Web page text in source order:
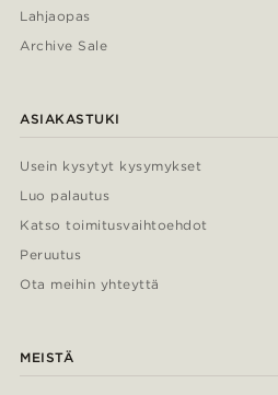
Lahjaopas
Archive Sale
ASIAKASTUKI
Usein kysytyt kysymykset
Luo palautus
Katso toimitusvaihtoehdot
Peruutus
Ota meihin yhteyttä
MEISTÄ